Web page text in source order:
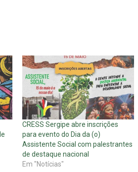
CRESS Sergipe abre inscrições
para evento do Dia da (o)
Assistente Social com palestrantes
de destaque nacional
Em "Notícias"